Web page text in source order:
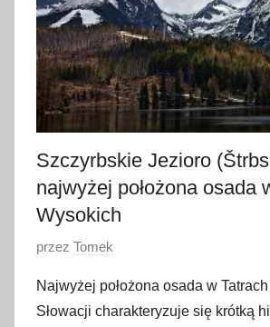
g
o
2
0
2
Szczyrbskie Jezioro
najwyżej położona osada
Wysokich
O
u
b
przez Tomek
Najwyżej położona osada w
Słowacji charakteryzuje się krótką